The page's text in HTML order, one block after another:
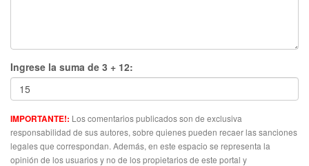
Ingrese la suma de 3 + 12:
IMPORTANTE!: Los comentarios publicados son de exclusiva
responsabilidad de sus autores, sobre quienes pueden recaer las sanciones
legales que correspondan. Además, en este espacio se representa la
opinión de los usuarios y no de los propietarios de este portal y